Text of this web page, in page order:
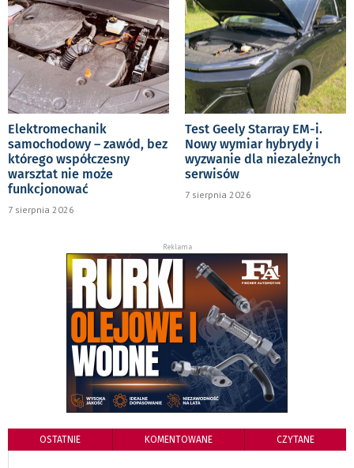
Elektromechanik
samochodowy – zawód, bez
którego współczesny
warsztat nie może
funkcjonować
7 sierpnia 2026
Test Geely Starray EM-i.
Nowy wymiar hybrydy i
wyzwanie dla niezależnych
serwisów
7 sierpnia 2026
Reklama
OSTATNIE KOMENTOWANE CZYTANE